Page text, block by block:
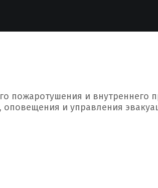
пожаротушения и внутреннего
и управления